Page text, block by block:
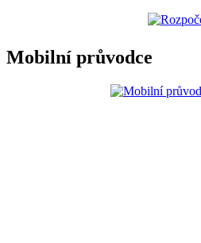
Mobilní průvodce